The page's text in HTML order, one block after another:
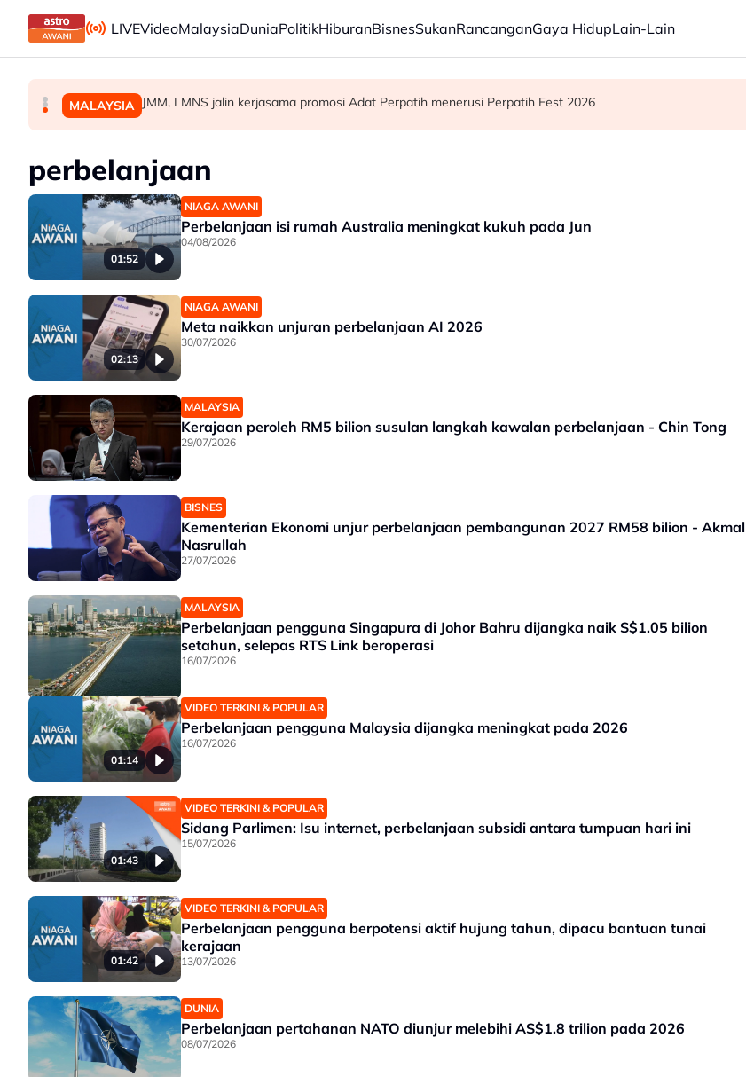
Skip to main content
LIVEVideoMalaysiaDuniaPolitikHiburanBisnesSukanRancanganGaya HidupLain-Lain
MALAYSIA Pelan pemulihan berjaya kukuhkan kedudukan kewangan Lembaga Tabung Haji
MALAYSIA Keselamatan perlu diutamakan sebelum guna teknologi baharu - Gobind
MALAYSIA JMM, LMNS jalin kerjasama promosi Adat Perpatih menerusi Perpatih Fest 2026
perbelanjaan
01:52
NIAGA AWANI
Perbelanjaan isi rumah Australia meningkat kukuh pada Jun
04/08/2026
02:13
NIAGA AWANI
Meta naikkan unjuran perbelanjaan AI 2026
30/07/2026
MALAYSIA
Kerajaan peroleh RM5 bilion susulan langkah kawalan perbelanjaan - Chin Tong
29/07/2026
BISNES
Kementerian Ekonomi unjur perbelanjaan pembangunan 2027 RM58 bilion - Akmal
Nasrullah
27/07/2026
MALAYSIA
Perbelanjaan pengguna Singapura di Johor Bahru dijangka naik S$1.05 bilion
setahun, selepas RTS Link beroperasi
16/07/2026
01:14
VIDEO TERKINI & POPULAR
Perbelanjaan pengguna Malaysia dijangka meningkat pada 2026
16/07/2026
01:43
VIDEO TERKINI & POPULAR
Sidang Parlimen: Isu internet, perbelanjaan subsidi antara tumpuan hari ini
15/07/2026
01:42
VIDEO TERKINI & POPULAR
Perbelanjaan pengguna berpotensi aktif hujung tahun, dipacu bantuan tunai
kerajaan
13/07/2026
DUNIA
Perbelanjaan pertahanan NATO diunjur melebihi AS$1.8 trilion pada 2026
08/07/2026